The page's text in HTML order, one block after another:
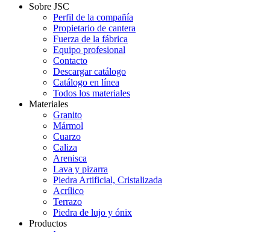
Sobre JSC
Perfil de la compañía
Propietario de cantera
Fuerza de la fábrica
Equipo profesional
Contacto
Descargar catálogo
Catálogo en línea
Todos los materiales
Materiales
Granito
Mármol
Cuarzo
Caliza
Arenisca
Lava y pizarra
Piedra Artificial, Cristalizada
Acrílico
Terrazo
Piedra de lujo y ónix
Productos